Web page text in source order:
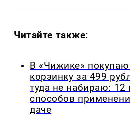
Читайте также:
В «Чижике»
корзинку за 499
туда не набираю:
способов
даче